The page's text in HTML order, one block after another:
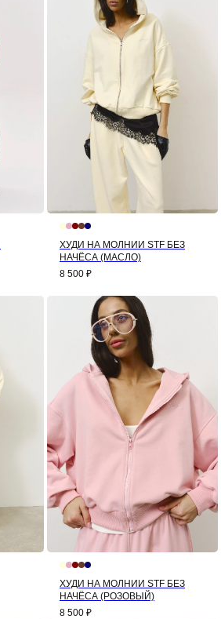
ХУДИ НА МОЛНИИ STF БЕЗ
НАЧЁСА (МАСЛО)
8 500 ₽
ХУДИ НА МОЛНИИ STF БЕЗ
НАЧЁСА (РОЗОВЫЙ)
8 500 ₽